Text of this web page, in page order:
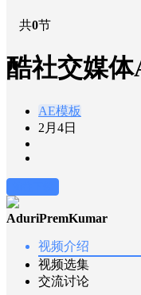
共0节
酷社交媒
AE模板
2月4日
AduriPremKumar
视频介绍
视频选集
交流讨论